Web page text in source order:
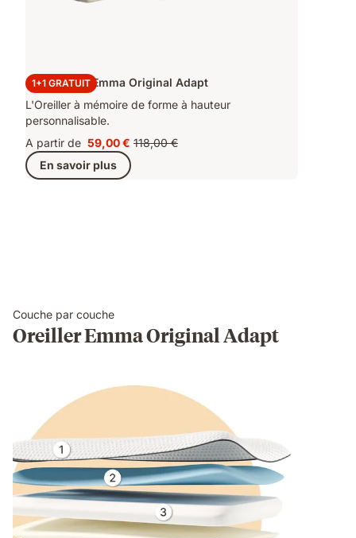
1+1 GRATUIT
2x Oreillers Emma Original Adapt
L'Oreiller à mémoire de forme à hauteur
personnalisable.
A partir de Prix
59,00 €
59,00 € Prix
118,00 €
En savoir plus
Couche par couche
Oreiller Emma Original Adapt